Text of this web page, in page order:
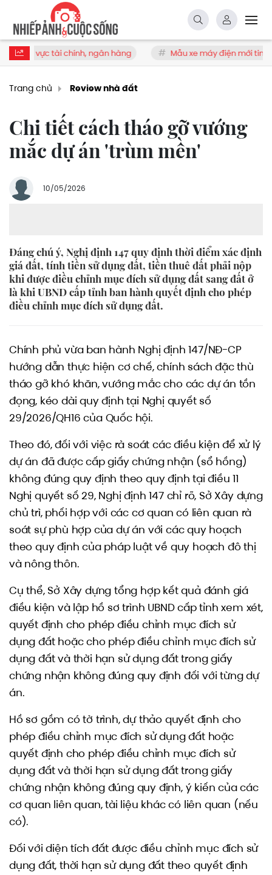
tài chính, ngân hàng Mẫu xe máy điện mới tinh sắp bán tại
Trang chủ Review nhà đất
Chi tiết cách tháo gỡ vướng
mắc dự án 'trùm mền'
10/05/2026
Đáng chú ý, Nghị định 147 quy định thời điểm xác định
giá đất, tính tiền sử dụng đất, tiền thuê đất phải nộp
khi được điều chỉnh mục đích sử dụng đất sang đất ở
là khi UBND cấp tỉnh ban hành quyết định cho phép
điều chỉnh mục đích sử dụng đất.
Chính phủ vừa ban hành Nghị định 147/NĐ-CP
hướng dẫn thực hiện cơ chế, chính sách đặc thù
tháo gỡ khó khăn, vướng mắc cho các dự án tồn
đọng, kéo dài quy định tại Nghị quyết số
29/2026/QH16 của Quốc hội.
Theo đó, đối với việc rà soát các điều kiện để xử lý
dự án đã được cấp giấy chứng nhận (sổ hồng)
không đúng quy định theo quy định tại điều 11
Nghị quyết số 29, Nghị định 147 chỉ rõ, Sở Xây dựng
chủ trì, phối hợp với các cơ quan có liên quan rà
soát sự phù hợp của dự án với các quy hoạch
theo quy định của pháp luật về quy hoạch đô thị
và nông thôn.
Cụ thể, Sở Xây dựng tổng hợp kết quả đánh giá
điều kiện và lập hồ sơ trình UBND cấp tỉnh xem xét,
quyết định cho phép điều chỉnh mục đích sử
dụng đất hoặc cho phép điều chỉnh mục đích sử
dụng đất và thời hạn sử dụng đất trong giấy
chứng nhận không đúng quy định đối với từng dự
án.
Hồ sơ gồm có tờ trình, dự thảo quyết định cho
phép điều chỉnh mục đích sử dụng đất hoặc
quyết định cho phép điều chỉnh mục đích sử
dụng đất và thời hạn sử dụng đất trong giấy
chứng nhận không đúng quy định, ý kiến của các
cơ quan liên quan, tài liệu khác có liên quan (nếu
có).
Đối với diện tích đất được điều chỉnh mục đích sử
dụng đất, thời hạn sử dụng đất theo quyết định